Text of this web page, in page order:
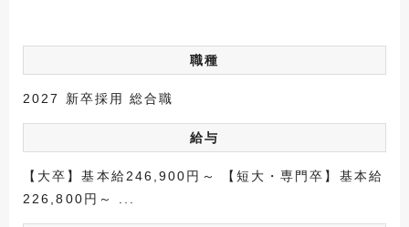
職種
2027 新卒採用 総合職
給与
【大卒】基本給246,900円～ 【短大・専門卒】基本給
226,800円～ ...